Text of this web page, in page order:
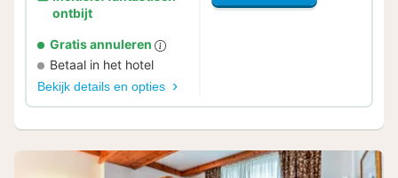
ontbijt
Gratis annuleren
Betaal in het hotel
Bekijk details en opties